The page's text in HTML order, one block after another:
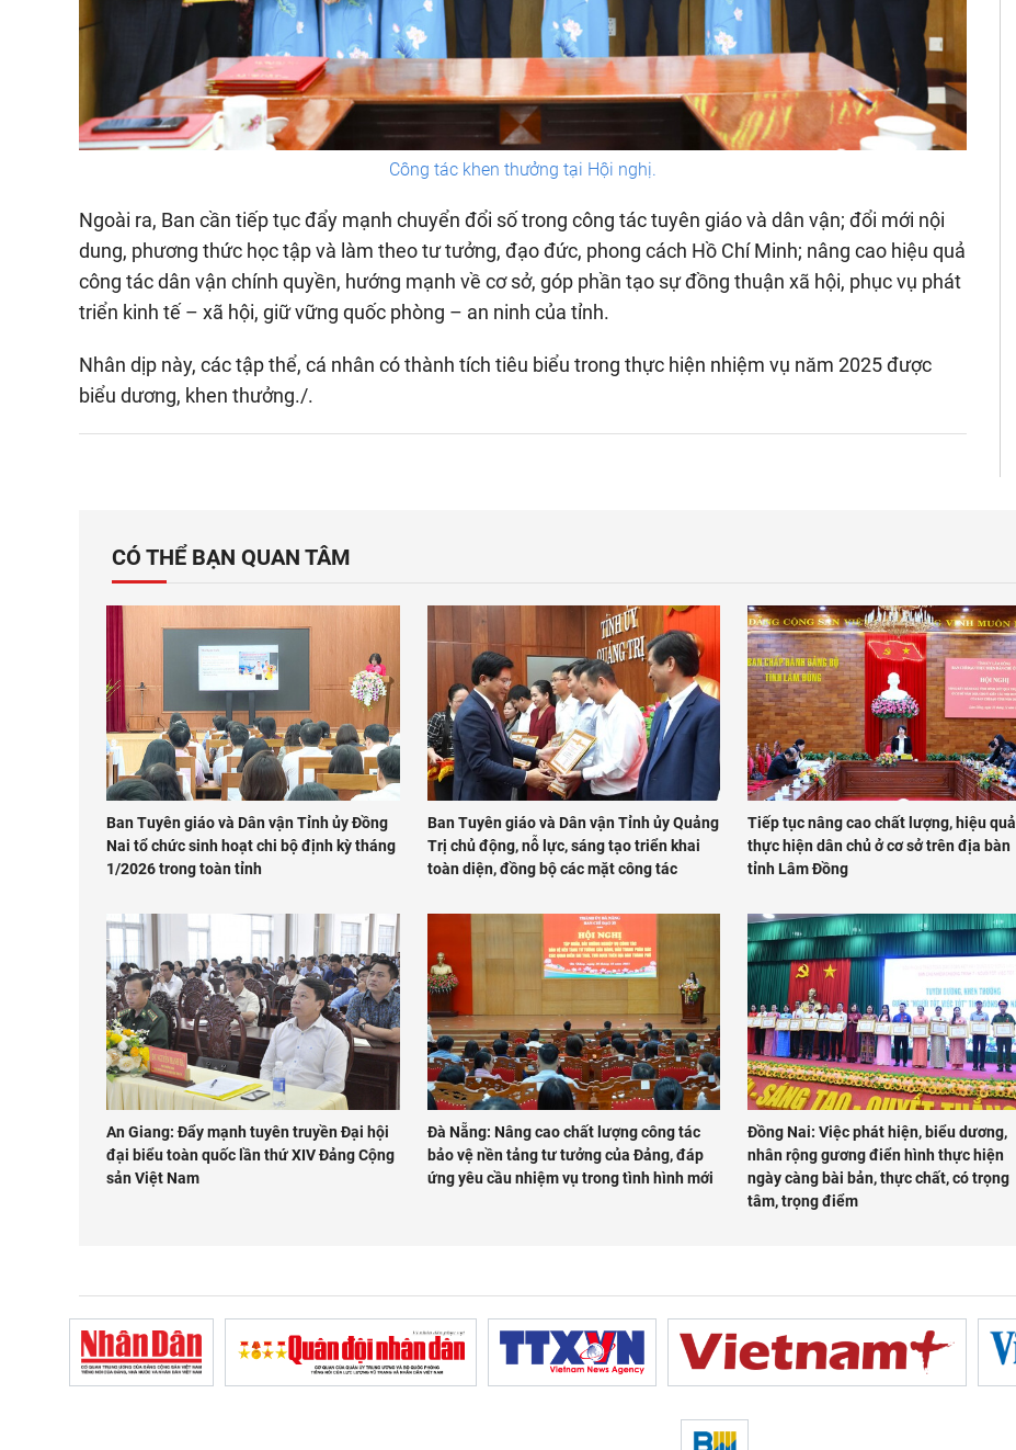
Công tác khen thưởng tại Hội nghị.
Ngoài ra, Ban cần tiếp tục đẩy mạnh chuyển đổi số trong công tác tuyên giáo và dân vận; đổi mới nội
dung, phương thức học tập và làm theo tư tưởng, đạo đức, phong cách Hồ Chí Minh; nâng cao hiệu quả
công tác dân vận chính quyền, hướng mạnh về cơ sở, góp phần tạo sự đồng thuận xã hội, phục vụ phát
triển kinh tế – xã hội, giữ vững quốc phòng – an ninh của tỉnh.
Nhân dịp này, các tập thể, cá nhân có thành tích tiêu biểu trong thực hiện nhiệm vụ năm 2025 được
biểu dương, khen thưởng./.
CÓ THỂ BẠN QUAN TÂM
Ban Tuyên giáo và Dân vận Tỉnh ủy Đồng
Nai tổ chức sinh hoạt chi bộ định kỳ tháng
1/2026 trong toàn tỉnh
Ban Tuyên giáo và Dân vận Tỉnh ủy Quảng
Trị chủ động, nỗ lực, sáng tạo triển khai
toàn diện, đồng bộ các mặt công tác
Tiếp tục nâng cao chất lượng, hiệu quả
thực hiện dân chủ ở cơ sở trên địa bàn
tỉnh Lâm Đồng
An Giang: Đẩy mạnh tuyên truyền Đại hội
đại biểu toàn quốc lần thứ XIV Đảng Cộng
sản Việt Nam
Đà Nẵng: Nâng cao chất lượng công tác
bảo vệ nền tảng tư tưởng của Đảng, đáp
ứng yêu cầu nhiệm vụ trong tình hình mới
Đồng Nai: Việc phát hiện, biểu dương,
nhân rộng gương điển hình thực hiện
ngày càng bài bản, thực chất, có trọng
tâm, trọng điểm